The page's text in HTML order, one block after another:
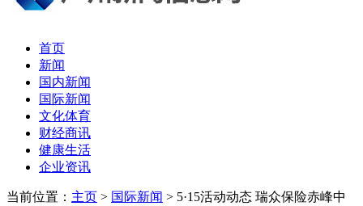
首页
新闻
国内新闻
国际新闻
文化体育
财经商讯
健康生活
企业资讯
当前位置： 主页 > 国际新闻 > 5·15活动动态 瑞众保险赤峰中